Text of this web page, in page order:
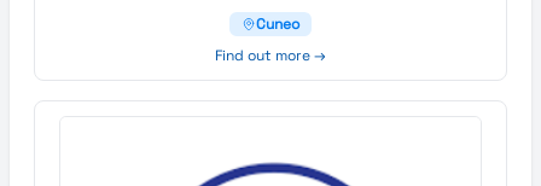
Cuneo
Find out more →